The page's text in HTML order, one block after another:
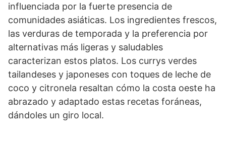
influenciada por la fuerte presencia de
comunidades asiáticas. Los ingredientes frescos,
las verduras de temporada y la preferencia por
alternativas más ligeras y saludables
caracterizan estos platos. Los currys verdes
tailandeses y japoneses con toques de leche de
coco y citronela resaltan cómo la costa oeste ha
abrazado y adaptado estas recetas foráneas,
dándoles un giro local.